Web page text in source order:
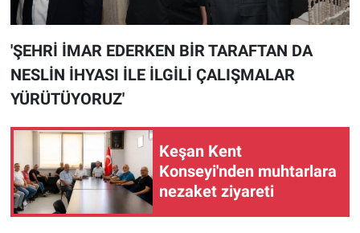
'ŞEHRİ İMAR EDERKEN BİR TARAFTAN DA
NESLİN İHYASI İLE İLGİLİ ÇALIŞMALAR
YÜRÜTÜYORUZ'
Keşan Kent
Konseyi'nden muhtarlara
nezaket ziyareti